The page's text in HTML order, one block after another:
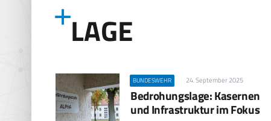
LAGE
BUNDESWEHR 24. September 2025
Bedrohungslage: Kasernen
und Infrastruktur im Fokus